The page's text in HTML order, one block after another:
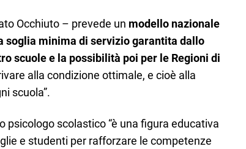
Occhiuto – prevede un modello nazionale
soglia minima di servizio garantita dallo
scuolee la possibilità poi per le Regioni di
alla condizione ottimale, e cioè alla
scuola”.
psicologo scolastico “è una figura educativa
e studenti per rafforzare le competenze